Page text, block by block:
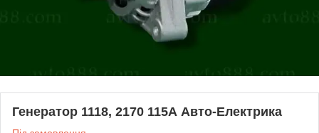
Генератор 1118, 2170 115А Авто-Електрика